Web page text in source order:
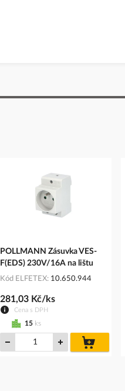
POLLMANN Zásuvka VES-
F(EDS) 230V/16A na lištu
Kód ELFETEX 10.650.944
Cena s DPH
281,03 Kč/ks
15 ks
košíku